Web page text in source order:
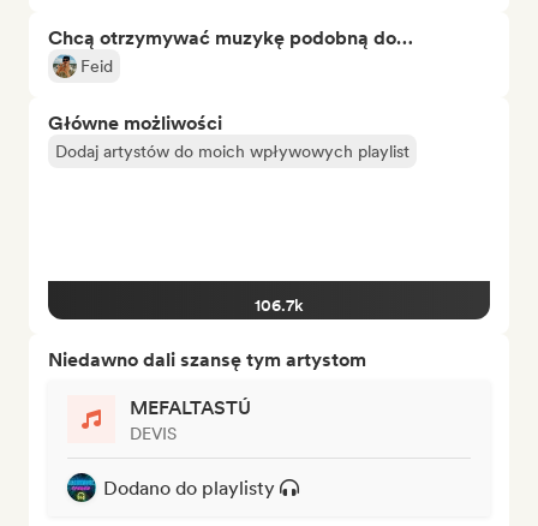
Chcą otrzymywać muzykę podobną do…
Feid
Główne możliwości
Dodaj artystów do moich wpływowych playlist
106.7k
Niedawno dali szansę tym artystom
MEFALTASTÚ
DEVIS
Dodano do playlisty